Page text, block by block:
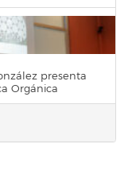
presenta
Orgánica